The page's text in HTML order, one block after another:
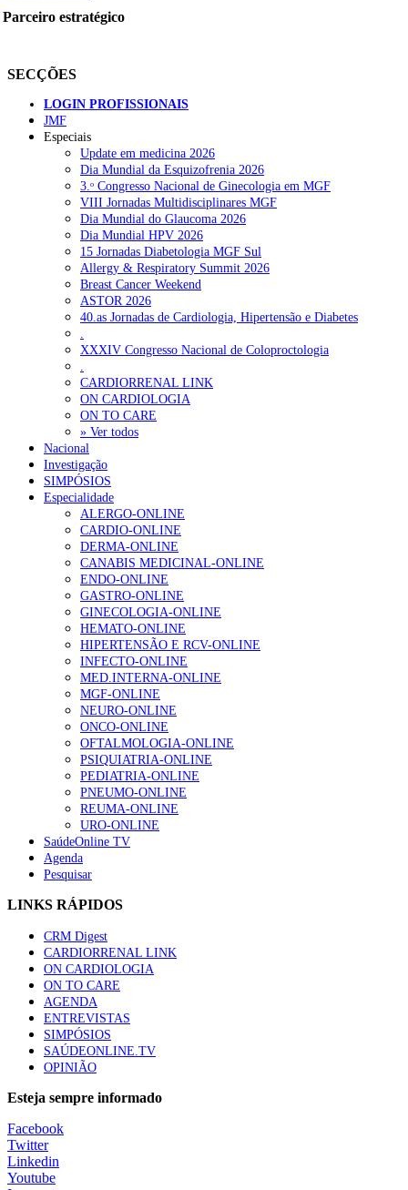
Parceiro estratégico
SECÇÕES
LOGIN PROFISSIONAIS
JMF
Especiais
Update em medicina 2026
Dia Mundial da Esquizofrenia 2026
3.ᵒ Congresso Nacional de Ginecologia em MGF
VIII Jornadas Multidisciplinares MGF
Dia Mundial do Glaucoma 2026
Dia Mundial HPV 2026
15 Jornadas Diabetologia MGF Sul
Allergy & Respiratory Summit 2026
Breast Cancer Weekend
ASTOR 2026
40.as Jornadas de Cardiologia, Hipertensão e Diabetes
.
XXXIV Congresso Nacional de Coloproctologia
.
CARDIORRENAL LINK
ON CARDIOLOGIA
ON TO CARE
» Ver todos
Nacional
Investigação
SIMPÓSIOS
Especialidade
ALERGO-ONLINE
CARDIO-ONLINE
DERMA-ONLINE
CANABIS MEDICINAL-ONLINE
ENDO-ONLINE
GASTRO-ONLINE
GINECOLOGIA-ONLINE
HEMATO-ONLINE
HIPERTENSÃO E RCV-ONLINE
INFECTO-ONLINE
MED.INTERNA-ONLINE
MGF-ONLINE
NEURO-ONLINE
ONCO-ONLINE
OFTALMOLOGIA-ONLINE
PSIQUIATRIA-ONLINE
PEDIATRIA-ONLINE
PNEUMO-ONLINE
REUMA-ONLINE
URO-ONLINE
SaúdeOnline TV
Agenda
Pesquisar
LINKS RÁPIDOS
CRM Digest
CARDIORRENAL LINK
ON CARDIOLOGIA
ON TO CARE
AGENDA
ENTREVISTAS
SIMPÓSIOS
SAÚDEONLINE.TV
OPINIÃO
Esteja sempre informado
Facebook
Twitter
Linkedin
Youtube